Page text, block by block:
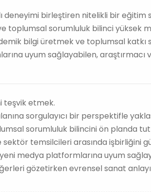
deneyimi birleştiren nitelikli bir eğitim
toplumsal sorumluluk bilinci
bilgi üretmek ve toplumsal katkı
uyum sağlayabilen,
teşvik etmek.
sorgulayıcı bir perspektifle
sorumluluk bilincini ön planda
temsilcileri arasında işbirliğini
medya platformlarına uyum
gözetirken evrensel sanat